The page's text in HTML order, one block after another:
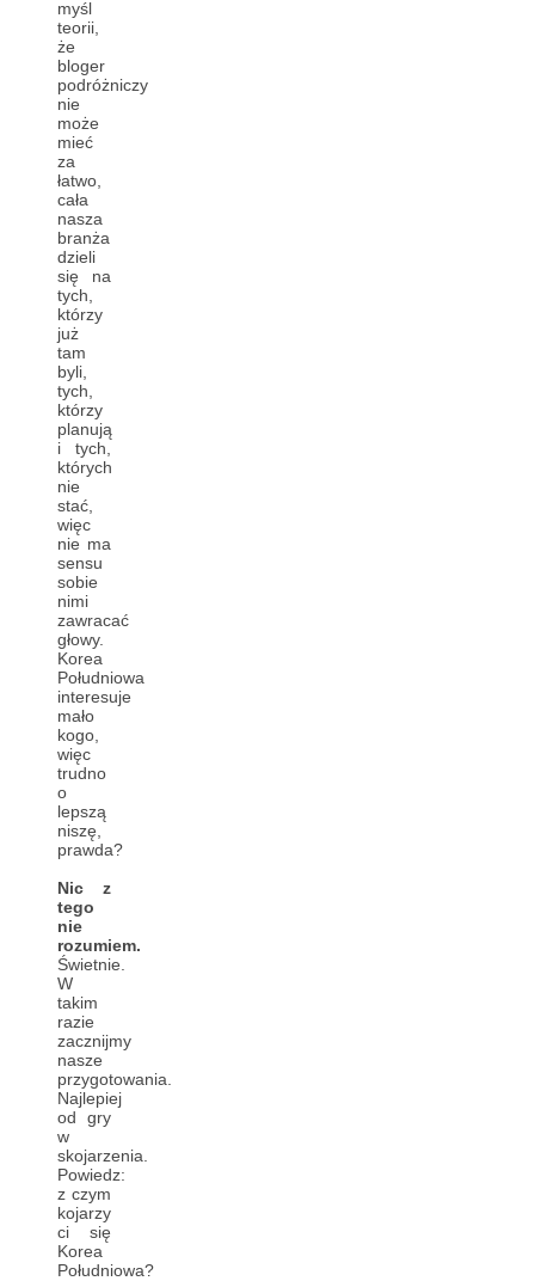
myśl
teorii,
że
bloger
podróżniczy
nie
może
mieć
za
łatwo,
cała
nasza
branża
dzieli
się na
tych,
którzy
już
tam
byli,
tych,
którzy
planują
i tych,
których
nie
stać,
więc
nie ma
sensu
sobie
nimi
zawracać
głowy.
Korea
Południowa
interesuje
mało
kogo,
więc
trudno
o
lepszą
niszę,
prawda?
Nic z
tego
nie
rozumiem.
Świetnie.
W
takim
razie
zacznijmy
nasze
przygotowania.
Najlepiej
od gry
w
skojarzenia.
Powiedz:
z czym
kojarzy
ci się
Korea
Południowa?